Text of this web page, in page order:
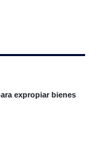
expropiar bienes
el Joven
quejan por que